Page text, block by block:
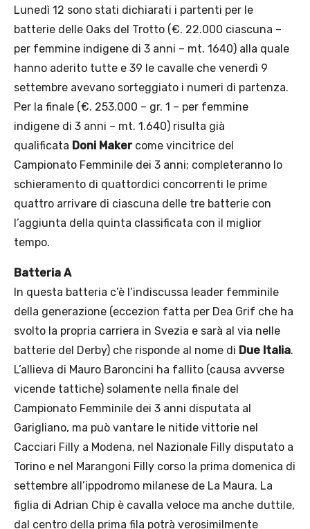
Lunedì 12 sono stati dichiarati i partenti per le
batterie delle Oaks del Trotto (€. 22.000 ciascuna –
per femmine indigene di 3 anni – mt. 1640) alla quale
hanno aderito tutte e 39 le cavalle che venerdì 9
settembre avevano sorteggiato i numeri di partenza.
Per la finale (€. 253.000 – gr. 1 – per femmine
indigene di 3 anni – mt. 1.640) risulta già
qualificata Doni Makercome vincitrice del
Campionato Femminile dei 3 anni; completeranno lo
schieramento di quattordici concorrenti le prime
quattro arrivare di ciascuna delle tre batterie con
l’aggiunta della quinta classificata con il miglior
tempo.
Batteria A
In questa batteria c’è l’indiscussa leader femminile
della generazione (eccezion fatta per Dea Grif che ha
svolto la propria carriera in Svezia e sarà al via nelle
batterie del Derby) che risponde al nome di Due Italia.
L’allieva di Mauro Baroncini ha fallito (causa avverse
vicende tattiche) solamente nella finale del
Campionato Femminile dei 3 anni disputata al
Garigliano, ma può vantare le nitide vittorie nel
Cacciari Filly a Modena, nel Nazionale Filly disputato a
Torino e nel Marangoni Filly corso la prima domenica di
settembre all’ippodromo milanese de La Maura. La
figlia di Adrian Chip è cavalla veloce ma anche duttile,
dal centro della prima fila potrà verosimilmente